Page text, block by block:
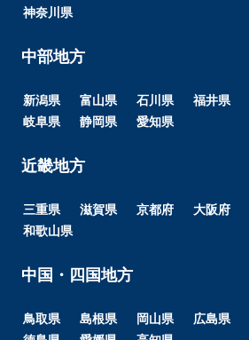
神奈川県
中部地方
新潟県 富山県 石川県 福井県
岐阜県
静岡県 愛知県
近畿地方
三重県 滋賀県 京都府 大阪府
和歌山県
中国・四国地方
鳥取県 島根県 岡山県 広島県